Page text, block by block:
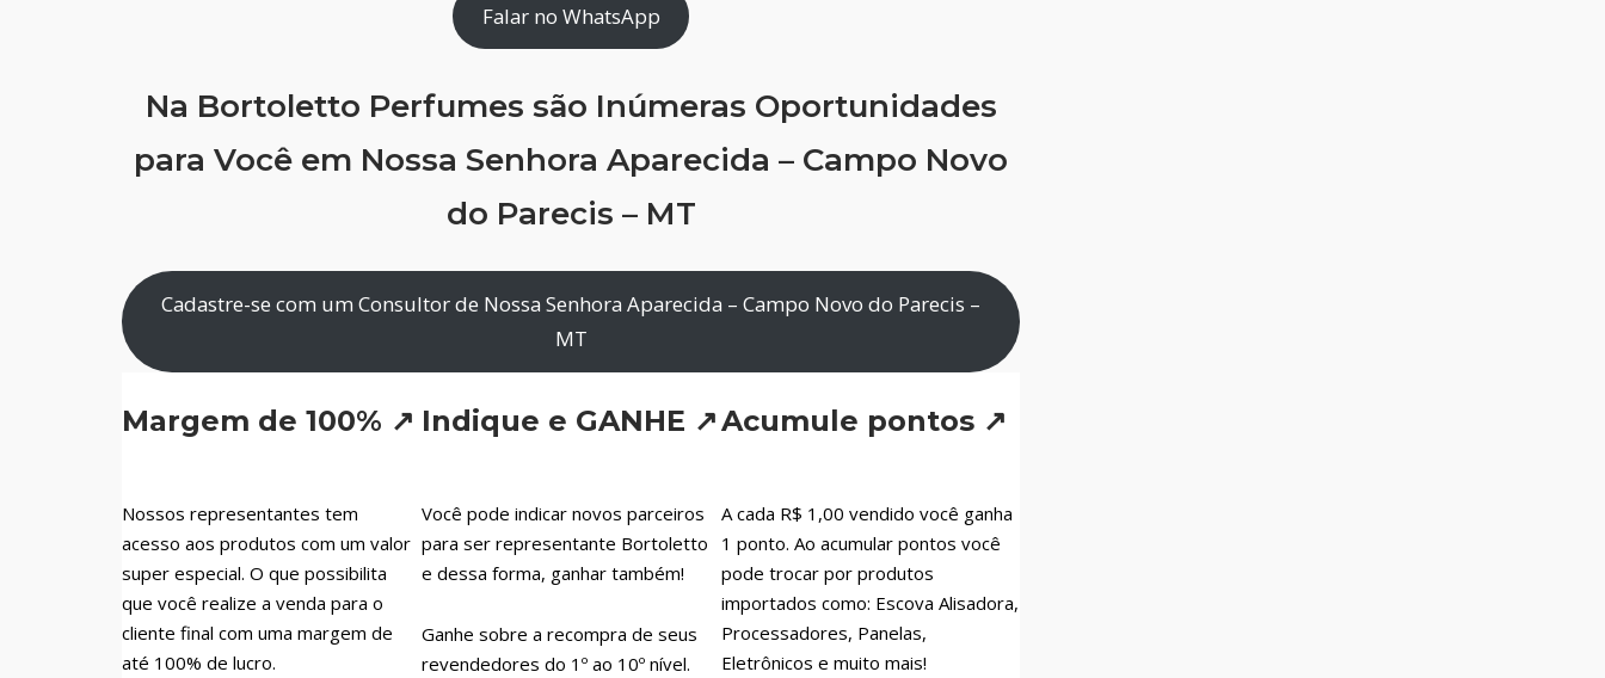
Falar no WhatsApp
Na Bortoletto Perfumes são Inúmeras Oportunidades
para Você em Nossa Senhora Aparecida – Campo Novo
do Parecis – MT
Cadastre-se com um Consultor de Nossa Senhora Aparecida – Campo Novo do Parecis –
MT
Margem de 100% ↗
Nossos representantes tem
acesso aos produtos com um valor
super especial. O que possibilita
que você realize a venda para o
cliente final com uma margem de
até 100% de lucro.
Indique e GANHE ↗
Você pode indicar novos parceiros
para ser representante Bortoletto
e dessa forma, ganhar também!
Ganhe sobre a recompra de seus
revendedores do 1º ao 10º nível.
Acumule pontos ↗
A cada R$ 1,00 vendido você ganha
1 ponto. Ao acumular pontos você
pode trocar por produtos
importados como: Escova Alisadora,
Processadores, Panelas,
Eletrônicos e muito mais!